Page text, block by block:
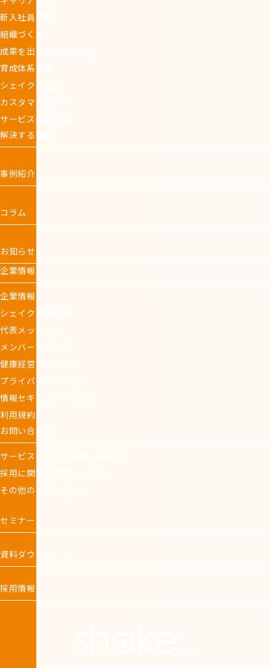
新入社員研修
組織づくり
成果を出す仕事の進め方
育成体系構築
シェイクの強み
カスタマイズ研修
サービス紹介動画
解決する課題
事例紹介
コラム
お知らせ
企業情報
企業情報
シェイクの価値観
代表メッセージ
メンバーのご紹介
健康経営の取り組み
プライバシーポリシー
情報セキュリティポリシー
利用規約
お問い合わせ
サービスに関するお問い合わせ
採用に関するお問い合わせ
その他のお問い合わせ
セミナー
資料ダウンロード
採用情報